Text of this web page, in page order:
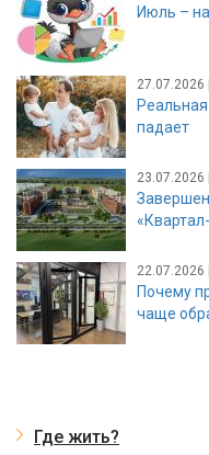
Июль –
27.07.2026
падает
23.07.2026
22.07.2026
Почему
чаще
Где жить?